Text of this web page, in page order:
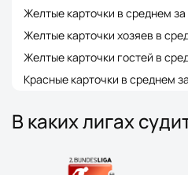
Желтые карточки в среднем
Желтые карточки хозяев в
Желтые карточки гостей в
Красные карточки в среднем
В каких лигах